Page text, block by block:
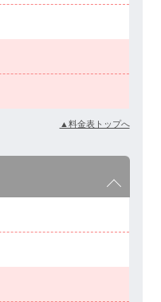
▲料金表トップへ